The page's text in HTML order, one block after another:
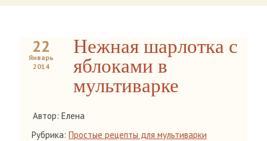
22
Январь
2014
Нежная шарлотка с
яблоками в
мультиварке
Автор: Елена
Рубрика: Простые рецепты для мультиварки